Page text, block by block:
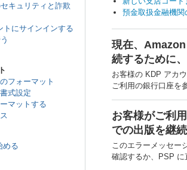
キュリティと詐欺
トにサインインする
フォーマット
式設定
マットする
める
預金取扱金融機
現在、
続するために
お客様の KDP アカ
ご利用の銀行口座を
お客様がご利
での出版を継
このエラーメッセー
確認するか、PSP